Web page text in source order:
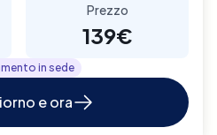
Prezzo
139€
in sede
e ora